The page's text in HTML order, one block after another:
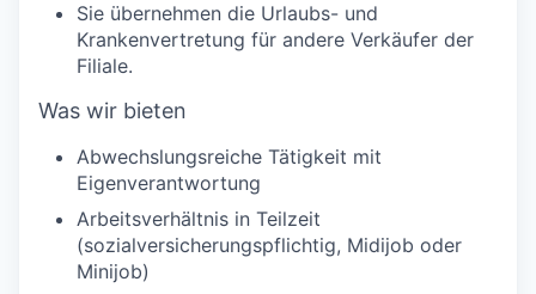
Sie übernehmen die Urlaubs- und
Krankenvertretung für andere Verkäufer der
Filiale.
Was wir bieten
Abwechslungsreiche Tätigkeit mit
Eigenverantwortung
Arbeitsverhältnis in Teilzeit
(sozialversicherungspflichtig, Midijob oder
Minijob)